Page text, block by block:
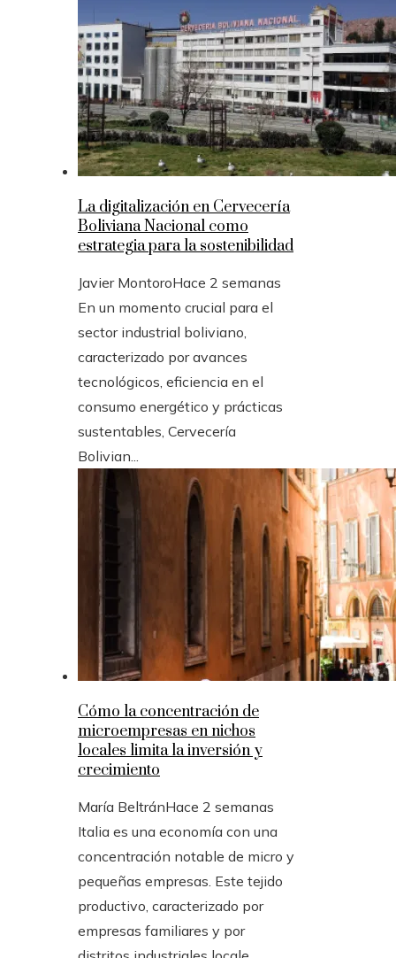
La digitalización en Cervecería
Boliviana Nacional como
estrategia para la sostenibilidad
Javier MontoroHace 2 semanas
En un momento crucial para el
sector industrial boliviano,
caracterizado por avances
tecnológicos, eficiencia en el
consumo energético y prácticas
sustentables, Cervecería
Bolivian...
Cómo la concentración de
microempresas en nichos
locales limita la inversión y
crecimiento
María BeltránHace 2 semanas
Italia es una economía con una
concentración notable de micro y
pequeñas empresas. Este tejido
productivo, caracterizado por
empresas familiares y por